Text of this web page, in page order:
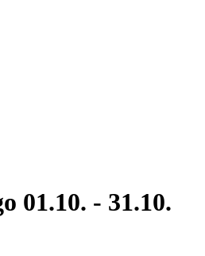
01.10. - 31.10.